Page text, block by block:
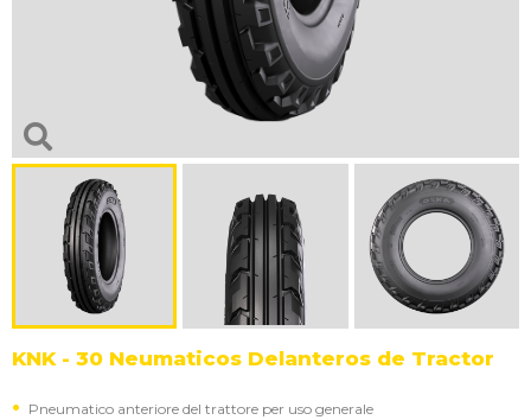
KNK - 30 Neumaticos Delanteros de Tractor
Pneumatico anteriore del trattore per uso generale